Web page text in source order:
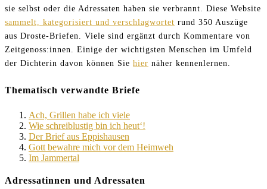
sie selbst oder die Adressaten haben sie verbrannt. Diese Website
sammelt, kategorisiert und verschlagwortet rund 350 Auszüge
aus Droste-Briefen. Viele sind ergänzt durch Kommentare von
Zeitgenoss:innen. Einige der wichtigsten Menschen im Umfeld
der Dichterin davon können Sie hier näher kennenlernen.
Thematisch verwandte Briefe
Ach, Grillen habe ich viele
Wie schreiblustig bin ich heut‘!
Der Brief aus Eppishausen
Gott bewahre mich vor dem Heimweh
Im Jammertal
Adressatinnen und Adressaten